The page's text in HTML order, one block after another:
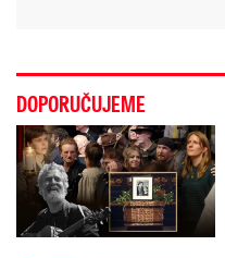
DOPORUČUJEME